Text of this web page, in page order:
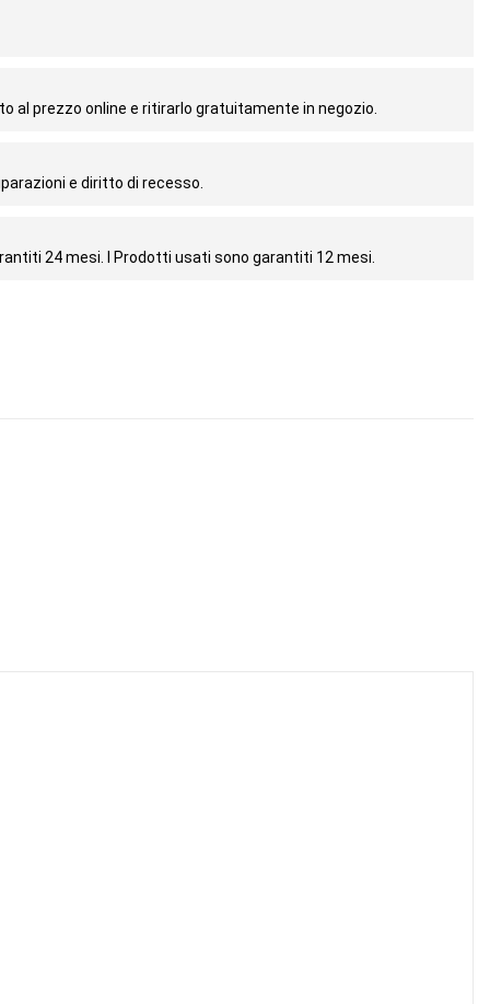
al prezzo online e ritirarlo gratuitamente in negozio.
e diritto di recesso.
24 mesi. I Prodotti usati sono garantiti 12 mesi.